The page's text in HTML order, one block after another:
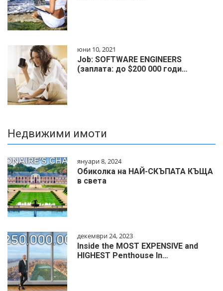
юни 10, 2021
Job: SOFTWARE ENGINEERS
(заплата: до $200 000 годи…
Недвижими имоти
януари 8, 2024
Обиколка на НАЙ-СКЪПАТА КЪЩА
в света
декември 24, 2023
Inside the MOST EXPENSIVE and
HIGHEST Penthouse In…